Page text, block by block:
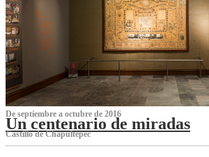
De septiembre a octubre de 2016
Un centenario de miradas
Castillo de Chapultepec